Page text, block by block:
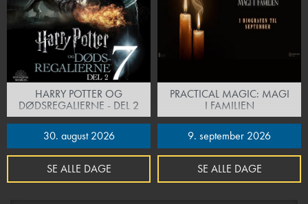
HARRY POTTER OG
DØDSREGALIERNE - DEL 2
30. august 2026
SE ALLE DAGE
PRACTICAL MAGIC: MAGI
I FAMILIEN
9. september 2026
SE ALLE DAGE